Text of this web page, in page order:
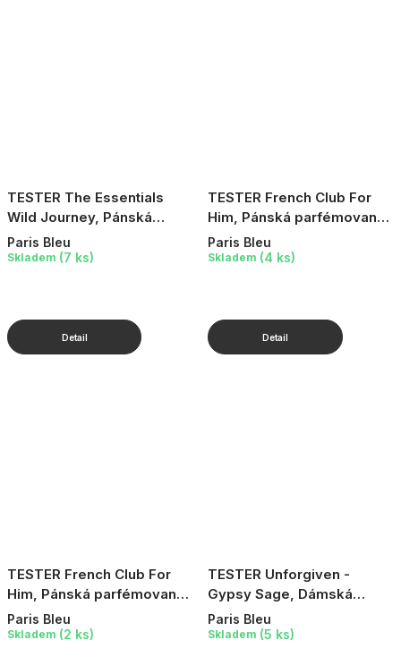
TESTER The Essentials
Wild Journey, Pánská
parfémovaná voda, 10 ml
Paris Bleu
Skladem (7 ks)
TESTER French Club For
Him, Pánská parfémovaná
voda, 90 ml
Paris Bleu
Skladem (4 ks)
TESTER French Club For
Him, Pánská parfémovaná
voda, 10 ml
Paris Bleu
Skladem (2 ks)
TESTER Unforgiven -
Gypsy Sage, Dámská
parfémovaná voda, 10 ml
Paris Bleu
Skladem (5 ks)